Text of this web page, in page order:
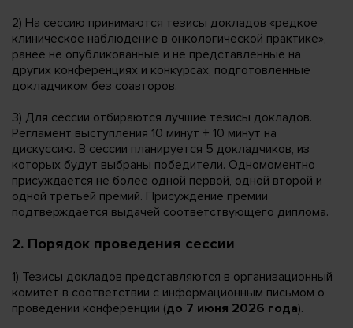
2) На сессию принимаются тезисы докладов «редкое
клиническое наблюдение в онкологической практике»,
ранее не опубликованные и не представленные на
других конференциях и конкурсах, подготовленные
докладчиком без соавторов.
3) Для сессии отбираются лучшие тезисы докладов.
Регламент выступления 10 минут + 10 минут на
дискуссию. В сессии планируется 5 докладчиков, из
которых будут выбраны победители. Одномоментно
присуждается не более одной первой, одной второй и
одной третьей премий. Присуждение премии
подтверждается выдачей соответствующего диплома.
2. Порядок проведения сессии
1) Тезисы докладов представляются в организационный
комитет в соответствии с информационным письмом о
проведении конференции (до 7 июня 2026 года).